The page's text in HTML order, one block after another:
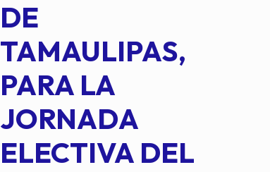
DE
TAMAULIPAS,
PARA LA
JORNADA
ELECTIVA DEL